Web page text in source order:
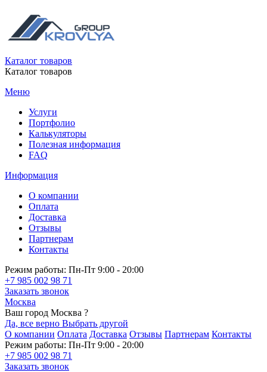
Каталог товаров
Каталог товаров
Меню
Услуги
Портфолио
Калькуляторы
Полезная информация
FAQ
Информация
О компании
Оплата
Доставка
Отзывы
Партнерам
Контакты
Режим работы: Пн-Пт 9:00 - 20:00
+7 985 002 98 71
Заказать звонок
Москва
Ваш город Москва ?
Да, все верно Выбрать другой
О компании Оплата Доставка Отзывы Партнерам Контакты
Режим работы: Пн-Пт 9:00 - 20:00
+7 985 002 98 71
Заказать звонок